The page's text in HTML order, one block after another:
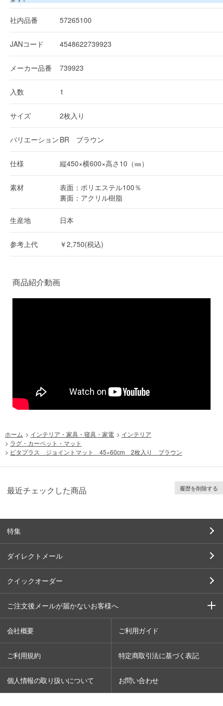
社内品番 57265100
JANコード 4548622739923
メーカー品番 739923
入数 1
サイズ 2枚入り
バリエーション BR ブラウン
仕様 縦450×横600×高さ10（㎜）
素材
表面：ポリエステル100％
裏面：アクリル樹脂
生産地 日本
参考上代 ￥2,750(税込)
商品紹介動画
ホーム > インテリア・家具・寝具・家電 > インテリア
> ラグ・カーペット・マット
> ピタプラス ジョイントマット 45×60cm 2枚入り ブラウン
最近チェックした商品 履歴を削除する
特集
ダイレクトメール
クイックオーダー
ご注文後メールが届かないお客様へ
会社概要 ご利用ガイド
ご利用規約 特定商取引法に基づく表記
個人情報の取り扱いについて お問い合わせ